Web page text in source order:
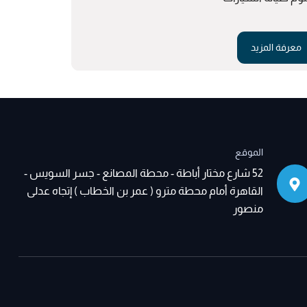
معرفة المزيد
الموقع
52 شارع مختار أباطة - محطة المصانع - جسر السويس -
القاهرة أمام محطة مترو ( عمر بن الخطاب ) إتجاه عدلى
منصور